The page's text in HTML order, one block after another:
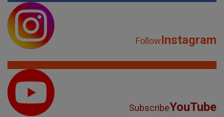
FollowInstagram
SubscribeYouTube